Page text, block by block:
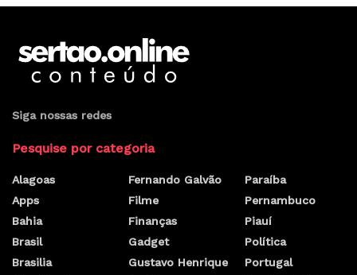
Siga nossas redes
Pesquise por categoria
Alagoas
Apps
Bahia
Brasil
Brasilia
Fernando Galvão
Filme
Finanças
Gadget
Gustavo Henrique
Paraíba
Pernambuco
Piauí
Política
Portugal